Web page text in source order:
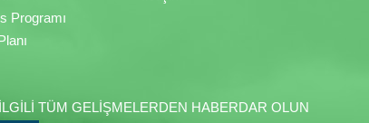
Programı
TÜM GELİŞMELERDEN HABERDAR OLUN